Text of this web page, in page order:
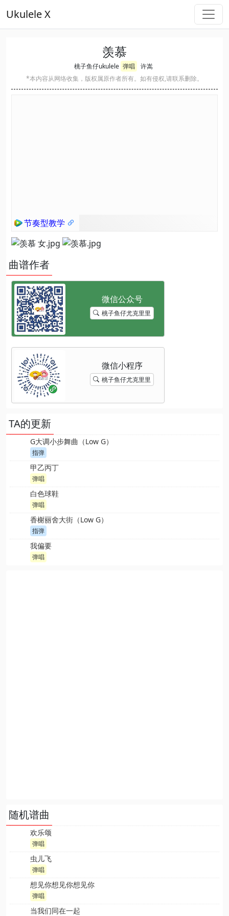
Ukulele X
羡慕
桃子鱼仔ukulele 弹唱
许嵩
*本内容从网络收集，版权属原作者所有。如有侵权,请联系删除。
节奏型教学
曲谱作者
桃子鱼仔尤克里里
桃子鱼仔尤克里里
TA的更新
G大调小步舞曲（Low G）
指弹
甲乙丙丁
弹唱
白色球鞋
弹唱
香榭丽舍大街（Low G）
指弹
我偏要
弹唱
随机谱曲
欢乐颂
弹唱
虫儿飞
弹唱
想见你想见你想见你
弹唱
当我们同在一起